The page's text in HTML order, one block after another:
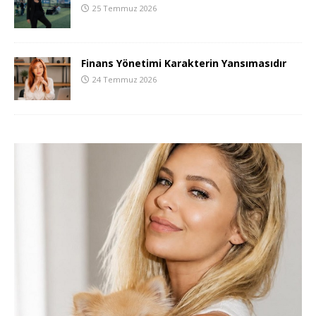
25 Temmuz 2026
Finans Yönetimi Karakterin Yansımasıdır
24 Temmuz 2026